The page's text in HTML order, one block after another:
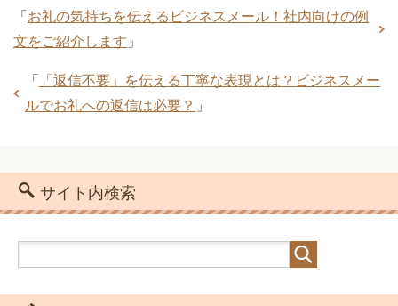
「 お礼の気持ちを伝えるビジネスメール！社内向けの例
文をご紹介します 」
「
「返信不要」を伝える丁寧な表現とは？ビジネスメー
ルでお礼への返信は必要？ 」
サイト内検索